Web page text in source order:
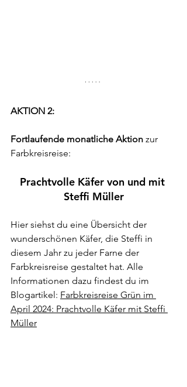
AKTION 2:
Fortlaufende monatliche Aktion zur
Farbkreisreise:
Prachtvolle Käfer von und mit
Steffi Müller
Hier siehst du eine Übersicht der
wunderschönen Käfer, die Steffi in
diesem Jahr zu jeder Farne der
Farbkreisreise gestaltet hat. Alle
Informationen dazu findest du im
Blogartikel: Farbkreisreise Grün im
April 2024: Prachtvolle Käfer mit Steffi
Müller